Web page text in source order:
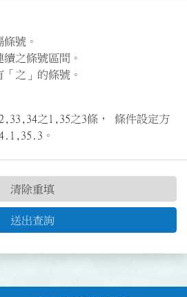
號。
之條號區間。
之」的條號。
之1,35之3條， 條件設定方
。
送出查詢
清除重填